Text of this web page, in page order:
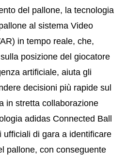
del pallone, la tecnologia
al sistema Video
in tempo reale, che,
posizione del giocatore
artificiale, aiuta gli
decisioni più rapide sul
in stretta collaborazione
adidas Connected Ball
ufficiali di gara a identificare
pallone, con conseguente